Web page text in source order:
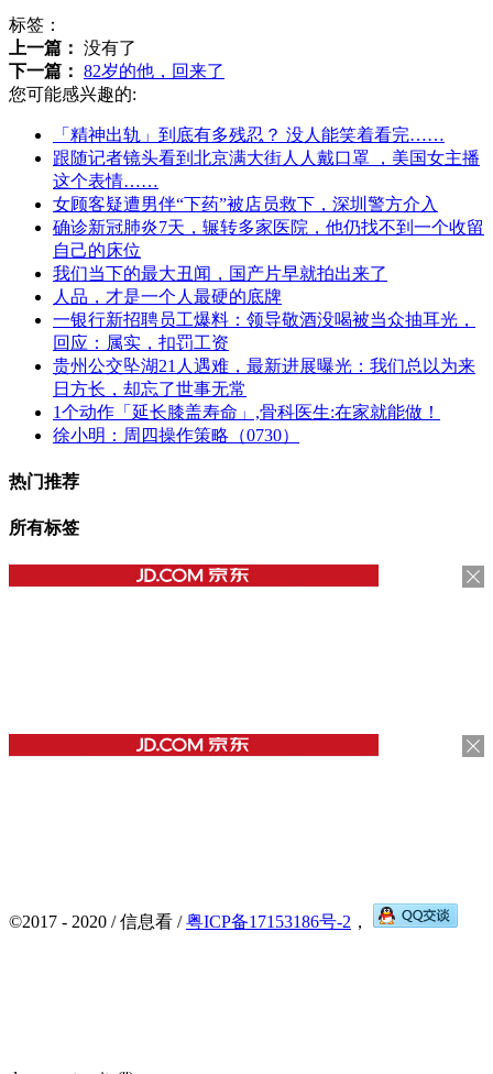
标签：
上一篇： 没有了
下一篇： 82岁的他，回来了
您可能感兴趣的:
「精神出轨」到底有多残忍？ 没人能笑着看完……
跟随记者镜头看到北京满大街人人戴口罩 ，美国女主播
这个表情……
女顾客疑遭男伴“下药”被店员救下，深圳警方介入
确诊新冠肺炎7天，辗转多家医院，他仍找不到一个收留
自己的床位
我们当下的最大丑闻，国产片早就拍出来了
人品，才是一个人最硬的底牌
一银行新招聘员工爆料：领导敬酒没喝被当众抽耳光，
回应：属实，扣罚工资
贵州公交坠湖21人遇难，最新进展曝光：我们总以为来
日方长，却忘了世事无常
1个动作「延长膝盖寿命」,骨科医生:在家就能做！
徐小明：周四操作策略（0730）
热门推荐
所有标签
©2017 - 2020 / 信息看 /粤ICP备17153186号-2 ，